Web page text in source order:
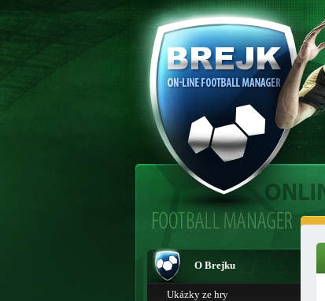
O Brejku
Ukázky ze hry